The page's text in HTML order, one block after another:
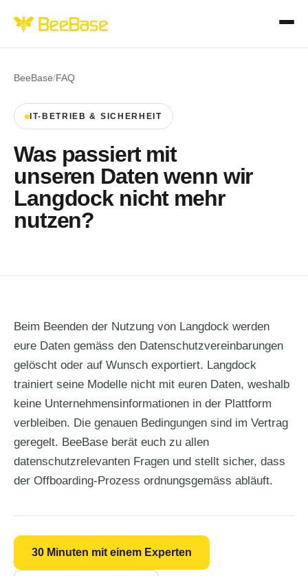
BeeBase/FAQ
IT-BETRIEB & SICHERHEIT
Was passiert mit
unseren Daten wenn wir
Langdock nicht mehr
nutzen?
Beim Beenden der Nutzung von Langdock werden
eure Daten gemäss den Datenschutzvereinbarungen
gelöscht oder auf Wunsch exportiert. Langdock
trainiert seine Modelle nicht mit euren Daten, weshalb
keine Unternehmensinformationen in der Plattform
verbleiben. Die genauen Bedingungen sind im Vertrag
geregelt. BeeBase berät euch zu allen
datenschutzrelevanten Fragen und stellt sicher, dass
der Offboarding-Prozess ordnungsgemäss abläuft.
30 Minuten mit einem Experten